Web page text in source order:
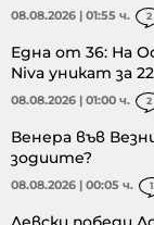
08.08.2026 | 01:55 ч. 2
Една от 36: На
Niva уникат за
08.08.2026 | 01:00 ч. 2
Венера във
зодиите?
08.08.2026 | 00:05 ч. 1